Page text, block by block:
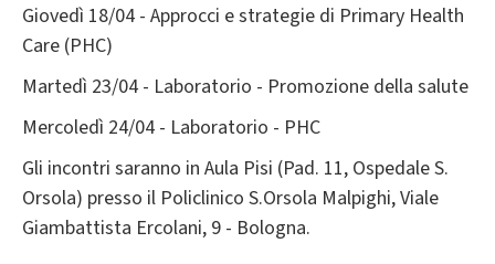
Giovedì 18/04 - Approcci e strategie di Primary Health
Care (PHC)
Martedì 23/04 - Laboratorio - Promozione della salute
Mercoledì 24/04 - Laboratorio - PHC
Gli incontri saranno in Aula Pisi (Pad. 11, Ospedale S.
Orsola) presso il Policlinico S.Orsola Malpighi, Viale
Giambattista Ercolani, 9 - Bologna.